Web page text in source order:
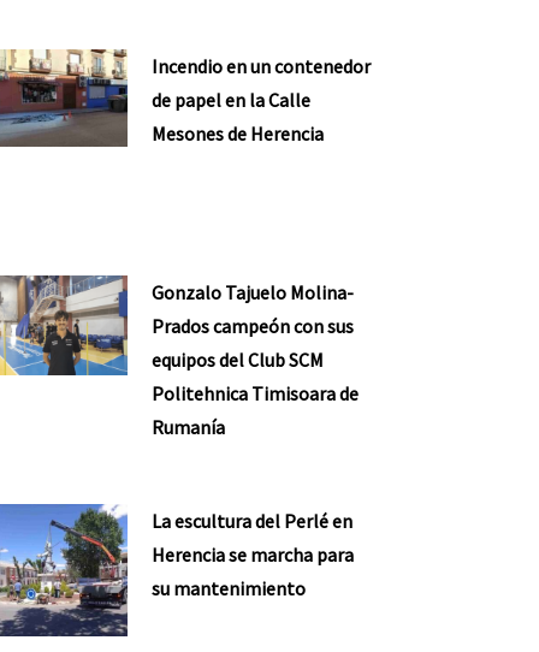
Incendio en un contenedor
de papel en la Calle
Mesones de Herencia
Gonzalo Tajuelo Molina-
Prados campeón con sus
equipos del Club SCM
Politehnica Timisoara de
Rumanía
La escultura del Perlé en
Herencia se marcha para
su mantenimiento